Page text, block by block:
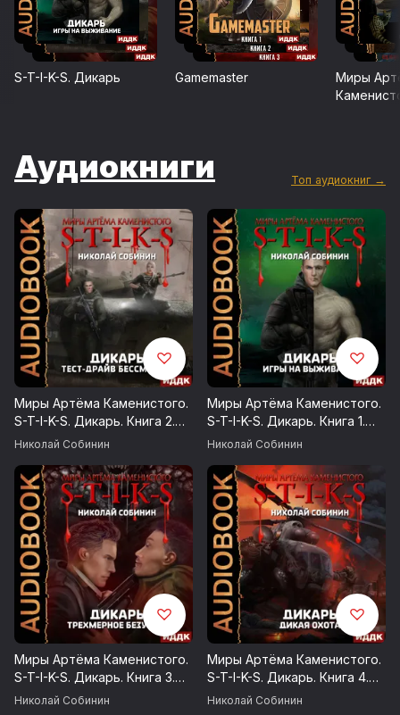
S-T-I-K-S. Дикарь Gamemaster
Миры
Аудиокниги Топ аудиокниг →
Миры Артёма Каменистого.
S-T-I-K-S. Дикарь. Книга 2.
Тест-драйв бессмертия
Николай Собинин
Миры Артёма Каменистого.
S-T-I-K-S. Дикарь. Книга 1.
Игры на выживание
Николай Собинин
Миры Артёма Каменистого.
S-T-I-K-S. Дикарь. Книга 3.
Трехмерное безумие
Николай Собинин
Миры Артёма Каменистого.
S-T-I-K-S. Дикарь. Книга 4.
Дикая охота
Николай Собинин